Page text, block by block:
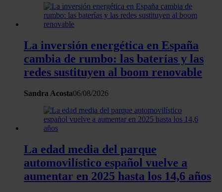
La inversión energética en España
cambia de rumbo: las baterías y las
redes sustituyen al boom renovable
Sandra Acosta06/08/2026
La edad media del parque
automovilístico español vuelve a
aumentar en 2025 hasta los 14,6 años